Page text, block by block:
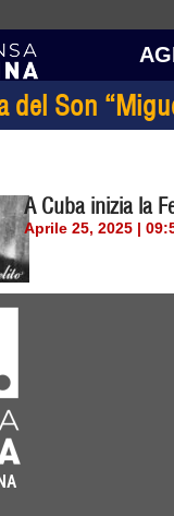
del Son
A Cuba inizia la
Aprile 25, 2025 |